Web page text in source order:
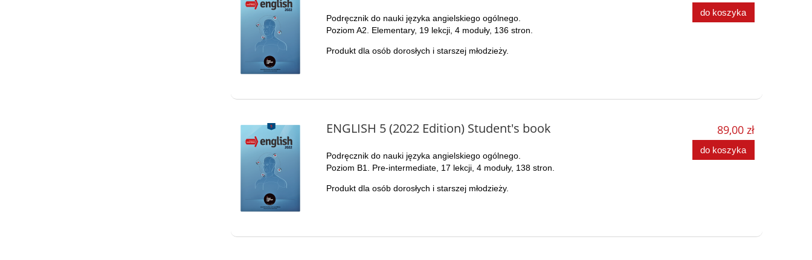
Podręcznik do nauki języka angielskiego ogólnego.
Poziom A2. Elementary, 19 lekcji, 4 moduły, 136 stron.
Produkt dla osób dorosłych i starszej młodzieży.
do koszyka
ENGLISH 5 (2022 Edition) Student's book
Podręcznik do nauki języka angielskiego ogólnego.
Poziom B1. Pre-intermediate, 17 lekcji, 4 moduły, 138 stron.
Produkt dla osób dorosłych i starszej młodzieży.
89,00 zł
do koszyka